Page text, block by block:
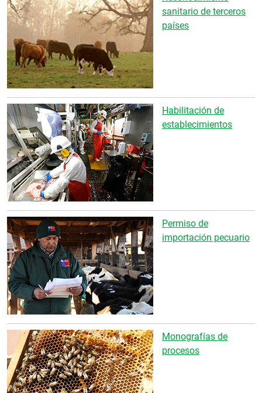
sanitario de terceros
países
Habilitación de
establecimientos
Permiso de
importación pecuario
Monografías de
procesos